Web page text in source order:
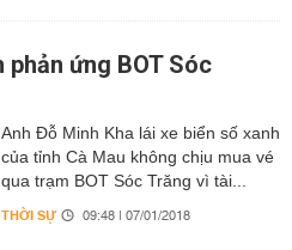
phản ứng BOT Sóc
Anh Đỗ Minh Kha lái xe biển số xanh
của tỉnh Cà Mau không chịu mua vé
qua trạm BOT Sóc Trăng vì tài...
THỜI SỰ 09:48 | 07/01/2018